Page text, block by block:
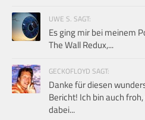
UWE S. SAGT:
Es ging mir bei meinem
The Wall Redux,...
GECKOFLOYD SAGT:
Danke für diesen
Bericht! Ich bin auch
dabei...